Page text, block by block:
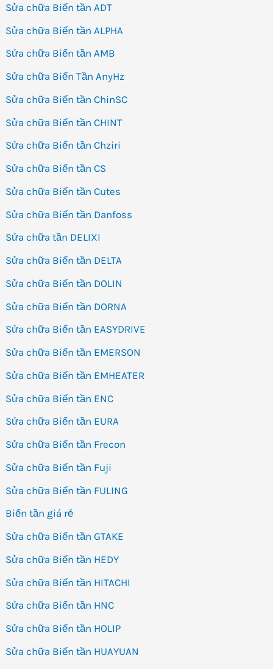
Sửa chữa Biến tần ADT
Sửa chữa Biến tần ALPHA
Sửa chữa Biến tần AMB
Sửa chữa Biến Tần AnyHz
Sửa chữa Biến tần ChinSC
Sửa chữa Biến tần CHINT
Sửa chữa Biến tần Chziri
Sửa chữa Biến tần CS
Sửa chữa Biến tần Cutes
Sửa chữa Biến tần Danfoss
Sửa chữa tần DELIXI
Sửa chữa Biến tần DELTA
Sửa chữa Biến tần DOLIN
Sửa chữa Biến tần DORNA
Sửa chữa Biến tần EASYDRIVE
Sửa chữa Biến tần EMERSON
Sửa chữa Biến tần EMHEATER
Sửa chữa Biến tần ENC
Sửa chữa Biến tần EURA
Sửa chữa Biến tần Frecon
Sửa chữa Biến tần Fuji
Sửa chữa Biến tần FULING
Biến tần giá rẻ
Sửa chữa Biến tần GTAKE
Sửa chữa Biến tần HEDY
Sửa chữa Biến tần HITACHI
Sửa chữa Biến tần HNC
Sửa chữa Biến tần HOLIP
Sửa chữa Biến tần HUAYUAN
thường
gặp